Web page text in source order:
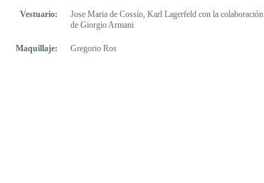
otra opción que enviarla a la cárcel, mientras continúa su investigación. A
Rebeca no deja de extrañarle el interés del Juez por defenderla.
Anterior
Vestuario:
Jose Maria de Cossío, Karl Lagerfeld con la colaboración
de Giorgio Armani
Maquillaje: Gregorio Ros